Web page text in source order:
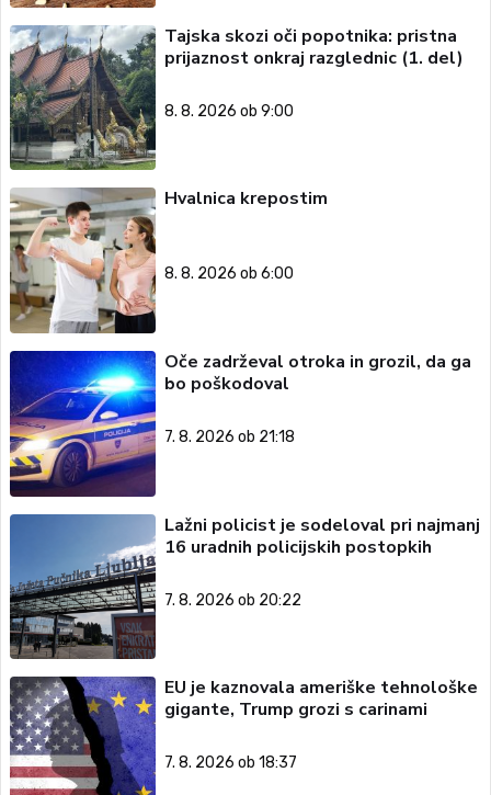
Tajska skozi oči popotnika: pristna
prijaznost onkraj razglednic (1. del)
8. 8. 2026 ob 9:00
Hvalnica krepostim
8. 8. 2026 ob 6:00
Oče zadrževal otroka in grozil, da ga
bo poškodoval
7. 8. 2026 ob 21:18
Lažni policist je sodeloval pri najmanj
16 uradnih policijskih postopkih
7. 8. 2026 ob 20:22
EU je kaznovala ameriške tehnološke
gigante, Trump grozi s carinami
7. 8. 2026 ob 18:37